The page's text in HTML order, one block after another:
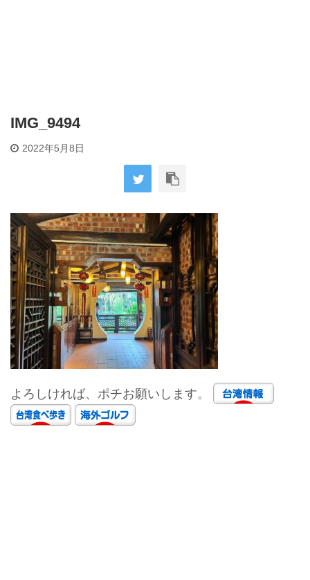
IMG_9494
2022年5月8日
よろしければ、ポチお願いします。